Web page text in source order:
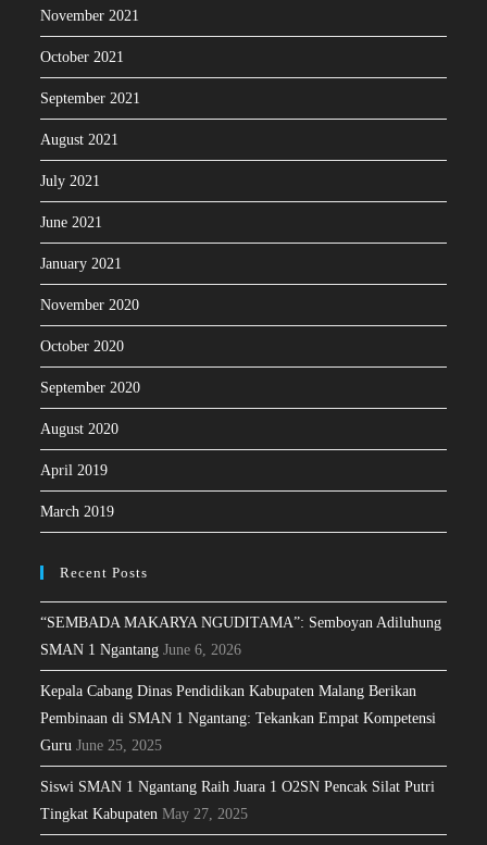
November 2021
October 2021
September 2021
August 2021
July 2021
June 2021
January 2021
November 2020
October 2020
September 2020
August 2020
April 2019
March 2019
Recent Posts
“SEMBADA MAKARYA NGUDITAMA”: Semboyan Adiluhung
SMAN 1 Ngantang June 6, 2026
Kepala Cabang Dinas Pendidikan Kabupaten Malang Berikan
Pembinaan di SMAN 1 Ngantang: Tekankan Empat Kompetensi
Guru June 25, 2025
Siswi SMAN 1 Ngantang Raih Juara 1 O2SN Pencak Silat Putri
Tingkat Kabupaten May 27, 2025